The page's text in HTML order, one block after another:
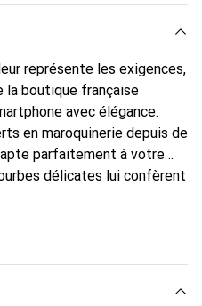
représente les exigences,
la boutique française
avec élégance.
en maroquinerie depuis de
parfaitement à votre
délicates lui confèrent
Reconnaître
pour une clientèle